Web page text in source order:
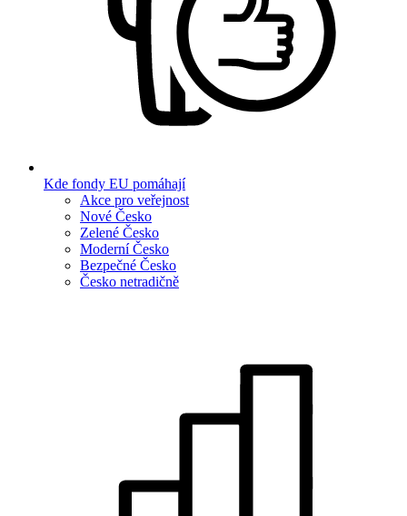
Kde fondy EU pomáhají
Akce pro veřejnost
Nové Česko
Zelené Česko
Moderní Česko
Bezpečné Česko
Česko netradičně